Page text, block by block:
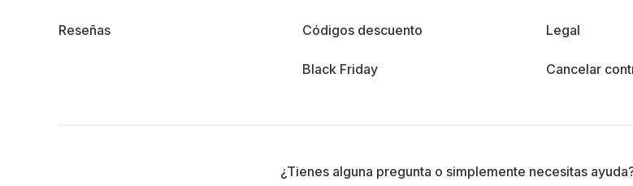
Reseñas Códigos descuento
Black Friday
Legal
Cancelar
¿Tienes alguna pregunta o simplemente necesitas